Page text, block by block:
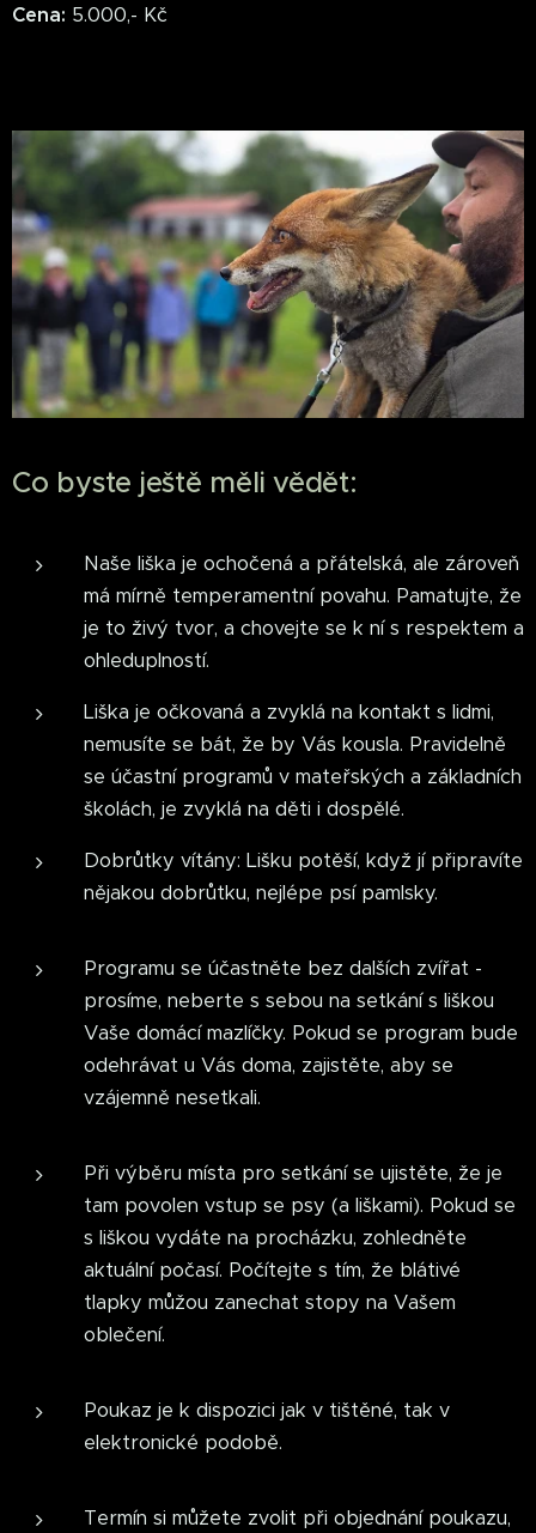
Cena: 5.000,- Kč
Co byste ještě měli vědět:
Naše liška je ochočená a přátelská, ale zároveň
má mírně temperamentní povahu. Pamatujte, že
je to živý tvor, a chovejte se k ní s respektem a
ohleduplností.
Liška je očkovaná a zvyklá na kontakt s lidmi,
nemusíte se bát, že by Vás kousla. Pravidelně
se účastní programů v mateřských a základních
školách, je zvyklá na děti i dospělé.
Dobrůtky vítány: Lišku potěší, když jí připravíte
nějakou dobrůtku, nejlépe psí pamlsky.
Programu se účastněte bez dalších zvířat -
prosíme, neberte s sebou na setkání s liškou
Vaše domácí mazlíčky. Pokud se program bude
odehrávat u Vás doma, zajistěte, aby se
vzájemně nesetkali.
Při výběru místa pro setkání se ujistěte, že je
tam povolen vstup se psy (a liškami). Pokud se
s liškou vydáte na procházku, zohledněte
aktuální počasí. Počítejte s tím, že blátivé
tlapky můžou zanechat stopy na Vašem
oblečení.
Poukaz je k dispozici jak v tištěné, tak v
elektronické podobě.
Termín si můžete zvolit při objednání poukazu,